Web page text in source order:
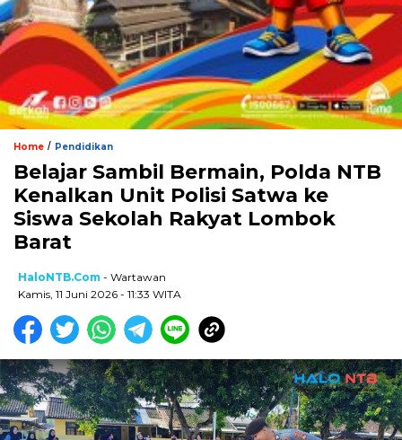
Home / Pendidikan
Belajar Sambil Bermain, Polda NTB
Kenalkan Unit Polisi Satwa ke
Siswa Sekolah Rakyat Lombok
Barat
HaloNTB.com - Wartawan
Kamis, 11 Juni 2026 - 11:33 WITA